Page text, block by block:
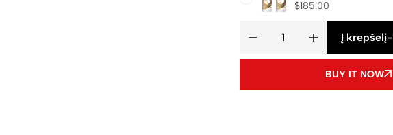
$185.00
Į krepšelį-
BUY IT NOW